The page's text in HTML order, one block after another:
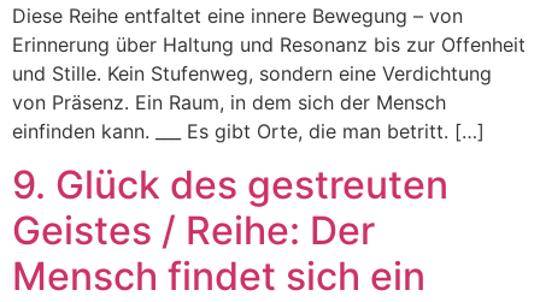
Diese Reihe entfaltet eine innere Bewegung – von
Erinnerung über Haltung und Resonanz bis zur Offenheit
und Stille. Kein Stufenweg, sondern eine Verdichtung
von Präsenz. Ein Raum, in dem sich der Mensch
einfinden kann. ___ Es gibt Orte, die man betritt. […]
9. Glück des gestreuten
Geistes / Reihe: Der
Mensch findet sich ein